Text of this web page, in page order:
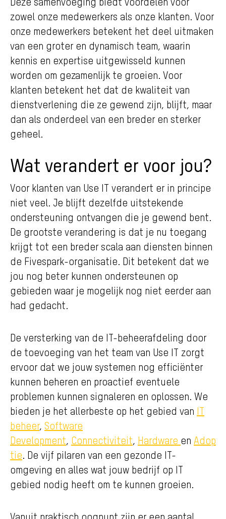
zowel onze medewerkers als onze klanten. Voor
onze medewerkers betekent het deel uitmaken
van een groter en dynamisch team, waarin
kennis en expertise uitgewisseld kunnen
worden om gezamenlijk te groeien. Voor
klanten betekent het dat de kwaliteit van
dienstverlening die ze gewend zijn, blijft, maar
dan als onderdeel van een breder en sterker
geheel.
Wat verandert er voor jou?
Voor klanten van Use IT verandert er in principe
niet veel. Je blijft dezelfde uitstekende
ondersteuning ontvangen die je gewend bent.
De grootste verandering is dat je nu toegang
krijgt tot een breder scala aan diensten binnen
de Fivespark-organisatie. Dit betekent dat we
jou nog beter kunnen ondersteunen op
gebieden waar je mogelijk nog niet eerder aan
had gedacht.
De versterking van de IT-beheerafdeling door
de toevoeging van het team van Use IT zorgt
ervoor dat we jouw systemen nog efficiënter
kunnen beheren en proactief eventuele
problemen kunnen signaleren en oplossen. We
bieden je het allerbeste op het gebied van IT
beheer, Software
Development, Connectiviteit, Hardware en Adop
tie. De vijf pilaren van een gezonde IT-
omgeving en alles wat jouw bedrijf op IT
gebied nodig heeft om te kunnen groeien.
Vanuit praktisch oogpunt zijn er een aantal